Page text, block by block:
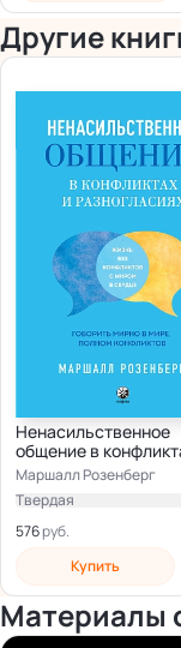
Другие
Ненасильственное
общение в
разногласиях
Маршалл Розенберг
576
Твердая
Электронная
Купить
Материалы